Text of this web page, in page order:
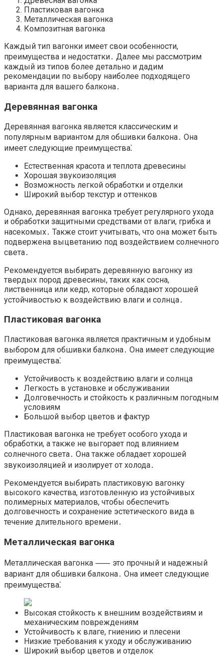
Пластиковая вагонка
Металлическая вагонка
Композитная вагонка
Каждый тип вагонки имеет свои особенности,
преимущества и недостатки․ Далее мы рассмотрим
каждый из типов более детально и дадим
рекомендации по выбору наиболее подходящего
варианта для вашего балкона․
Деревянная вагонка
Деревянная вагонка является классическим и
популярным вариантом для обшивки балкона․ Она
имеет следующие преимущества⁚
Естественная красота и теплота древесины
Хорошая звукоизоляция
Возможность легкой обработки и отделки
Широкий выбор текстур и оттенков
Однако, деревянная вагонка требует регулярного ухода
и обработки защитными средствами от влаги, грибка и
насекомых․ Также стоит учитывать, что она может быть
подвержена выцветанию под воздействием солнечного
света․
Рекомендуется выбирать деревянную вагонку из
твердых пород древесины, таких как сосна,
лиственница или кедр, которые обладают хорошей
устойчивостью к воздействию влаги и солнца․
Пластиковая вагонка
Пластиковая вагонка является практичным и удобным
выбором для обшивки балкона․ Она имеет следующие
преимущества⁚
Устойчивость к воздействию влаги и солнца
Легкость в установке и обслуживании
Долговечность и стойкость к различным погодным
условиям
Большой выбор цветов и фактур
Пластиковая вагонка не требует особого ухода и
обработки, а также не выгорает под влиянием
солнечного света․ Она также обладает хорошей
звукоизоляцией и изолирует от холода․
Рекомендуется выбирать пластиковую вагонку
высокого качества, изготовленную из устойчивых
полимерных материалов, чтобы обеспечить
долговечность и сохранение эстетического вида в
течение длительного времени․
Металлическая вагонка
Металлическая вагонка ⸺ это прочный и надежный
вариант для обшивки балкона․ Она имеет следующие
преимущества⁚
Высокая стойкость к внешним воздействиям и
механическим повреждениям
Устойчивость к влаге, гниению и плесени
Низкие требования к уходу и обслуживанию
Широкий выбор цветов и отделок